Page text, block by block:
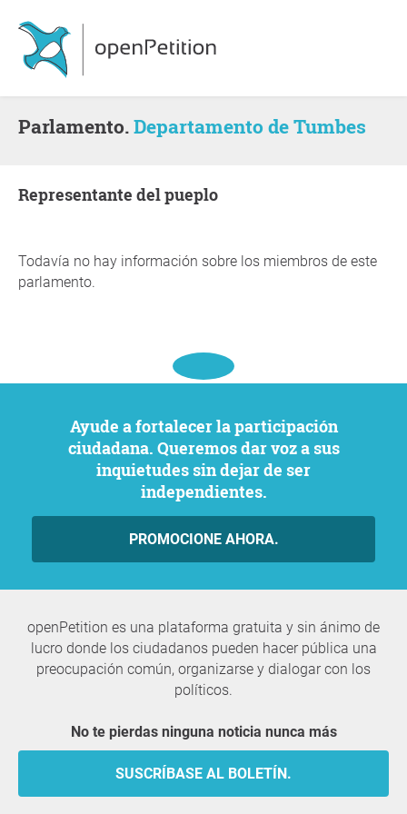
Parlamento.Departamento de Tumbes
representante del pueplo
Todavía no hay información sobre los miembros de este
parlamento.
Ayude a fortalecer la participación
ciudadana. Queremos dar voz a sus
inquietudes sin dejar de ser
independientes.
PROMOCIONE AHORA.
openPetition es una plataforma gratuita y sin ánimo de
lucro donde los ciudadanos pueden hacer pública una
preocupación común, organizarse y dialogar con los
políticos.
No te pierdas ninguna noticia nunca más
SUSCRÍBASE AL BOLETÍN.